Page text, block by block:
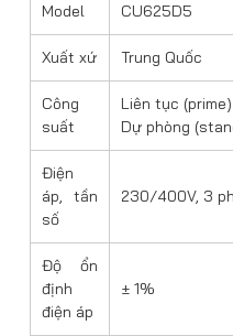
Model CU625D5
Xuất xứ Trung Quốc
Công
suất
Liên tục
Dự phòng
Điện
áp, tần
số
230/400V, 3
Độ ổn
định
điện áp
± 1%